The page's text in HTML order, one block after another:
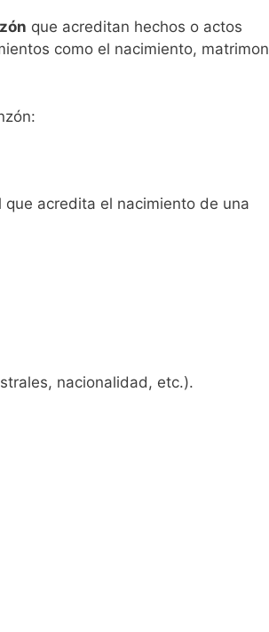
que acreditan hechos o actos
como el nacimiento,
acredita el nacimiento de una
nacionalidad, etc.).